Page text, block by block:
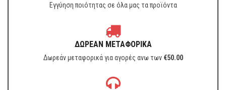
Εγγύηση ποιότητας σε όλα μας τα προϊόντα
ΔΩΡΕΑΝ ΜΕΤΑΦΟΡΙΚΑ
Δωρεάν μεταφορικά για αγορές ανω των €50.00